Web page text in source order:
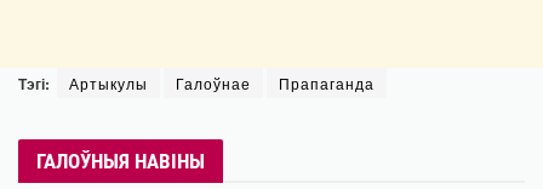
Тэгі: Артыкулы Галоўнае Прапаганда
ГАЛОЎНЫЯ НАВІНЫ